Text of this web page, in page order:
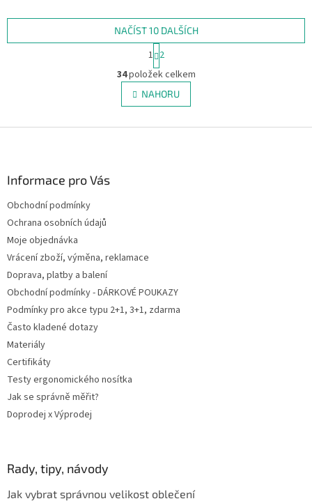
O
v
l
á
s
u
NAČÍST 10 DALŠÍCH
S
t
r
á
n
k
v
1 2
34položek celkem
NAHORU
Informace pro Vás
Obchodní podmínky
Ochrana osobních údajů
Moje objednávka
Vrácení zboží, výměna, reklamace
Doprava, platby a balení
Obchodní podmínky - DÁRKOVÉ POUKAZY
Podmínky pro akce typu 2+1, 3+1, zdarma
Často kladené dotazy
Materiály
Certifikáty
Testy ergonomického nosítka
Jak se správně měřit?
Doprodej x Výprodej
Rady, tipy, návody
Jak vybrat správnou velikost oblečení